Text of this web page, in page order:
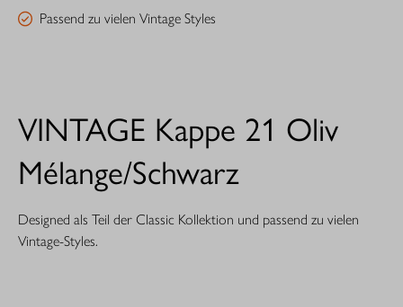
Passend zu vielen Vintage Styles
VINTAGE Kappe 21 Oliv
Mélange/Schwarz
Designed als Teil der Classic Kollektion und passend zu vielen
Vintage-Styles.